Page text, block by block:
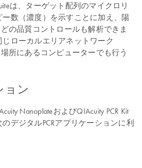
は、ターゲット配列のマイクロリ
数（濃度）を示すことに加え、陽
の品質コントロールも解析できま
ローカルエリアネットワーク
場所にあるコンピューターでも行う
ョン
NanoplateおよびQIAcuity PCR Kit
デジタルPCRアプリケーションに利